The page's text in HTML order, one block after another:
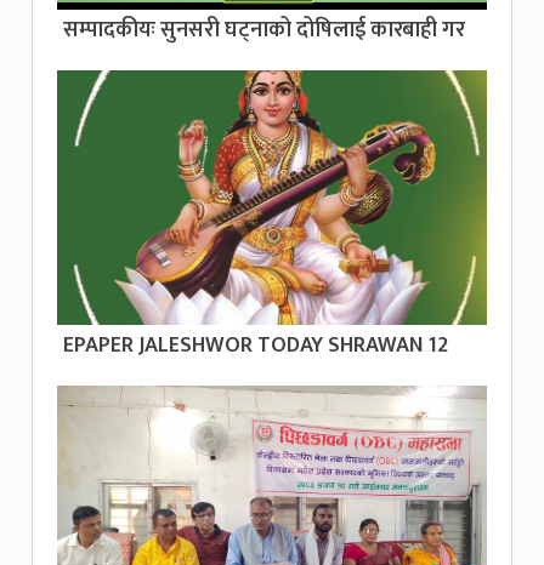
सम्पादकीयः सुनसरी घट्नाको दोषिलाई कारबाही गर
EPAPER JALESHWOR TODAY SHRAWAN 12